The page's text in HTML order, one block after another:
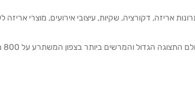
אריזה, דקורציה, שקיות, עיצובי אירועים, מוצרי אריזה